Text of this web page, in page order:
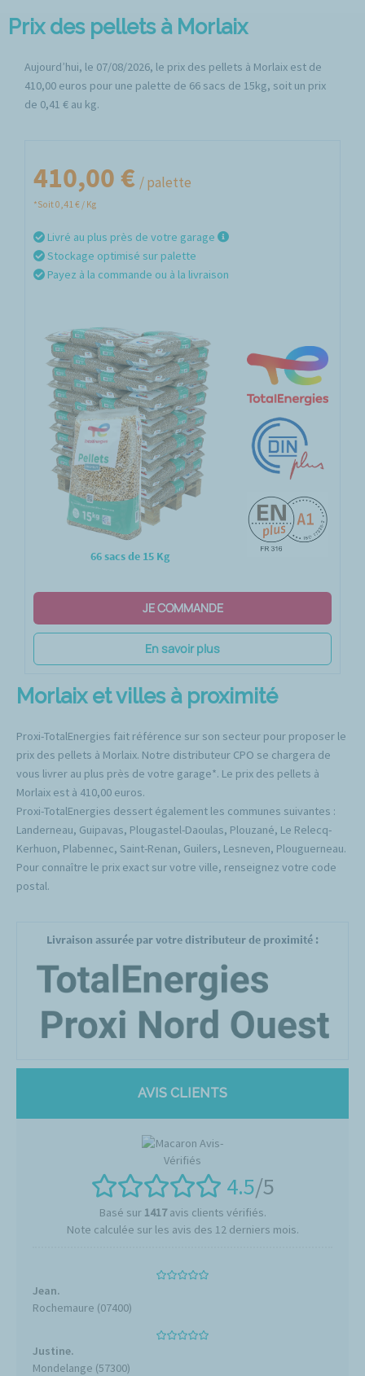
Prix des pellets à Morlaix
Aujourd’hui, le 07/08/2026, le prix des pellets à Morlaix est de
410,00 euros pour une palette de 66 sacs de 15kg, soit un prix
de 0,41 € au kg.
66 sacs de 15 Kg
410,00 € / palette
*Soit 0,41 € / Kg
Livré au plus près de votre garage
Stockage optimisé sur palette
Payez à la commande ou à la livraison
JE COMMANDE
En savoir plus
Morlaix et villes à proximité
Proxi-TotalEnergies fait référence sur son secteur pour proposer le
prix des pellets à Morlaix. Notre distributeur CPO se chargera de
vous livrer au plus près de votre garage*. Le prix des pellets à
Morlaix est à 410,00 euros.
Proxi-TotalEnergies dessert également les communes suivantes :
Landerneau, Guipavas, Plougastel-Daoulas, Plouzané, Le Relecq-
Kerhuon, Plabennec, Saint-Renan, Guilers, Lesneven, Plouguerneau.
Pour connaître le prix exact sur votre ville, renseignez votre code
postal.
Livraison assurée par votre distributeur de proximité :
AVIS CLIENTS
4.5/5
Basé sur 1417avis clients vérifiés.
Note calculée sur les avis des 12 derniers mois.
Jean.
Rochemaure (07400)
Justine.
Mondelange (57300)